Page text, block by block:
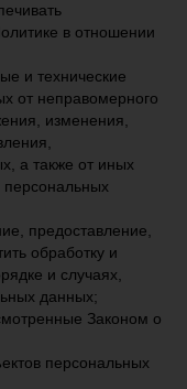
в отношении
и технические
от неправомерного
изменения,
а также от иных
предоставление,
обработку и
и случаях,
данных;
Законом о
персональных